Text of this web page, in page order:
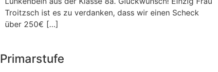
Troitzsch ist es zu verdanken, dass wir einen Scheck
über 250€ […]
Primarstufe